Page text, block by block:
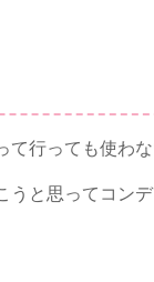
て行っても使わ
うと思ってコン